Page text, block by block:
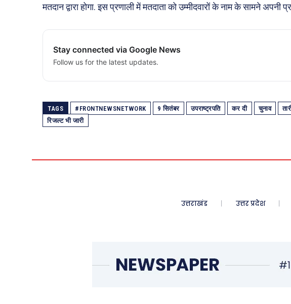
मतदान द्वारा होगा. इस प्रणाली में मतदाता को उम्मीदवारों के नाम के सामने अपनी
Stay connected via Google News
Follow us for the latest updates.
TAGS #FRONTNEWSNETWORK 9 सितंबर उपराष्ट्रपति कर दी चुनाव
रिजल्ट भी जारी
उत्तराखंड उत्तर प्रदेश